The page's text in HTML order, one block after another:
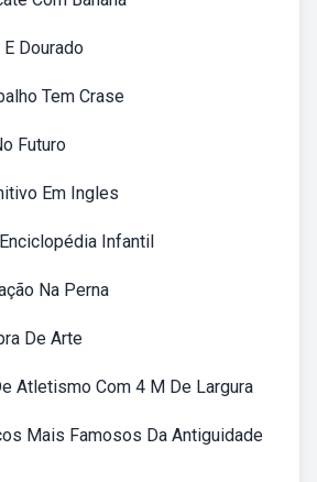
Dourado
Tem Crase
Futuro
Em Ingles
Infantil
Na Perna
De Arte
Atletismo Com 4 M De Largura
Mais Famosos Da Antiguidade